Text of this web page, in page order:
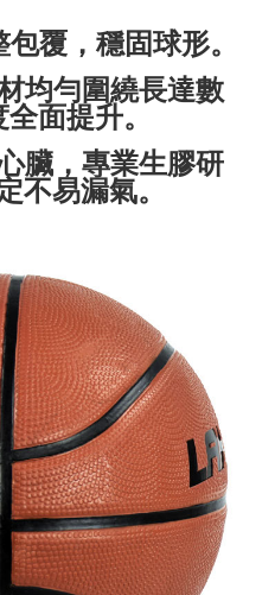
覆，穩固球形。
均勻圍繞長達數
面提升。
臟，專業生膠研
不易漏氣。